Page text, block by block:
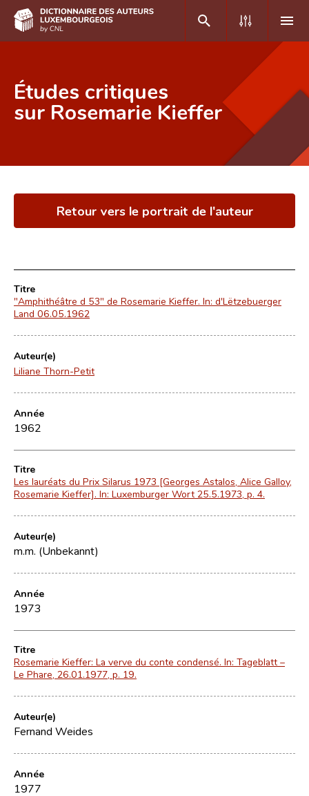
DE
Foire aux questions
Équipe scientifique
Contact
Études critiques
sur Rosemarie Kieffer
Retour vers le portrait de l'auteur
Titre
"Amphithéâtre d 53" de Rosemarie Kieffer. In: d'Lëtzebuerger
Land 06.05.1962
Auteur(e)
Liliane Thorn-Petit
Année
1962
Titre
Les lauréats du Prix Silarus 1973 [Georges Astalos, Alice Galloy,
Rosemarie Kieffer]. In: Luxemburger Wort 25.5.1973, p. 4.
Auteur(e)
m.m. (Unbekannt)
Année
1973
Titre
Rosemarie Kieffer: La verve du conte condensé. In: Tageblatt –
Le Phare, 26.01.1977, p. 19.
Auteur(e)
Fernand Weides
Année
1977